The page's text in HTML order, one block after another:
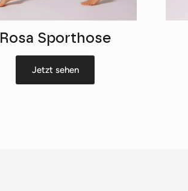
Rosa Sporthose
Jetzt sehen